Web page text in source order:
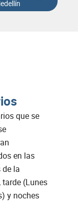
que se
en las
la
tarde (Lunes
y noches